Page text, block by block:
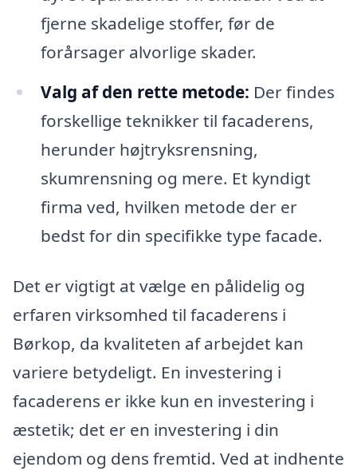
fjerne skadelige stoffer, før de
forårsager alvorlige skader.
Valg af den rette metode: Der findes
forskellige teknikker til facaderens,
herunder højtryksrensning,
skumrensning og mere. Et kyndigt
firma ved, hvilken metode der er
bedst for din specifikke type facade.
Det er vigtigt at vælge en pålidelig og
erfaren virksomhed til facaderens i
Børkop, da kvaliteten af arbejdet kan
variere betydeligt. En investering i
facaderens er ikke kun en investering i
æstetik; det er en investering i din
ejendom og dens fremtid. Ved at indhente